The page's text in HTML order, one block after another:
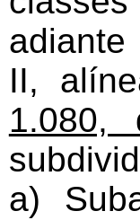
II,
1.080,
a)